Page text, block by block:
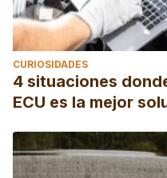
CURIOSIDADES
4 situaciones
ECU es la mejor